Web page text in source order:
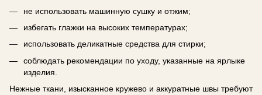
не использовать машинную сушку и отжим;
избегать глажки на высоких температурах;
использовать деликатные средства для стирки;
соблюдать рекомендации по уходу, указанные на ярлыке
изделия.
Нежные ткани, изысканное кружево и аккуратные швы требуют